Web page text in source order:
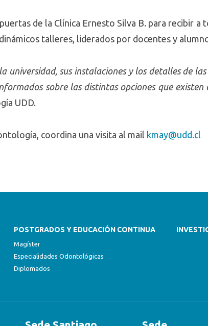
de la Clínica Ernesto Silva B. para recibir a
talleres, liderados por docentes y
universidad, sus instalaciones y los detalles de
sobre las distintas opciones que existen
UDD.
coordina una visita al mail kmay@udd.cl
POSTGRADOS Y EDUCACIÓN CONTINUA
Magíster
Especialidades Odontológicas
Diplomados